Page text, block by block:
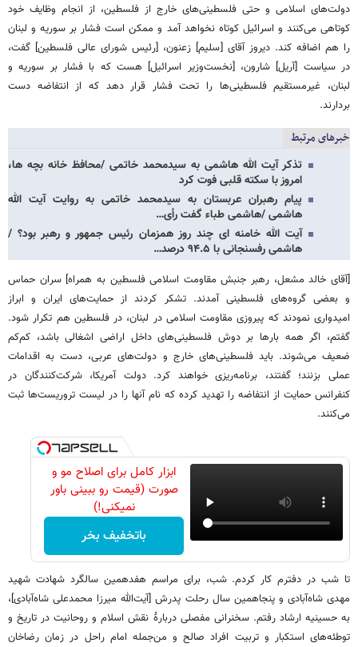
دولت‌های اسلامی و حتی فلسطینی‌های خارج از فلسطین، از انجام وظایف خود
کوتاهی می‌کنند و اسرائیل کوتاه نخواهد آمد و ممکن است فشار بر سوریه و لبنان
را هم اضافه کند. دیروز آقای [سلیم] زعنون، [رئیس شورای عالی فلسطین] گفت،
در سیاست [آریل] شارون، [نخست‌وزیر اسرائیل] هست که با فشار بر سوریه و
لبنان، غیرمستقیم فلسطینی‌ها را تحت فشار قرار دهد که از انتفاضه دست
بردارند.
خبرهای مرتبط
تذکر آیت الله هاشمی به سیدمحمد خاتمی /محافظ خانه بچه ها،
امروز با سکته قلبی فوت کرد
پیام رهبران عربستان به سیدمحمد خاتمی به روایت آیت الله
هاشمی /هاشمی طباء گفت رأی…
آیت الله خامنه ای چند روز همزمان رئیس جمهور و رهبر بود؟ /
هاشمی رفسنجانی با ۹۴.۵ درصد…
[آقای خالد مشعل، رهبر جنبش مقاومت اسلامی فلسطین به همراه] سران حماس
و بعضی گروه‌های فلسطینی آمدند. تشکر کردند از حمایت‌های ایران و ابراز
امیدواری نمودند که پیروزی مقاومت اسلامی در لبنان، در فلسطین هم تکرار شود.
گفتم، اگر همه بارها بر دوش فلسطینی‌های داخل اراضی اشغالی باشد، کم‌‍‌کم
ضعیف می‌شوند. باید فلسطینی‌های خارج و دولت‌های عربی، دست به اقدامات
عملی بزنند؛ گفتند، برنامه‌ریزی خواهند کرد. دولت آمریکا، شرکت‌کنندگان در
کنفرانس حمایت از انتفاضه را تهدید کرده که نام آنها را در لیست تروریست‌ها ثبت
می‌کنند.
ابزار کامل برای اصلاح مو و
صورت (قیمت رو ببینی باور
نمیکنی!)
باتخفیف بخر
تا شب در دفترم کار کردم. شب، برای مراسم هفدهمین سالگرد شهادت شهید
مهدی شاه‌آبادی و پنجاهمین سال رحلت پدرش [آیت‌الله میرزا محمدعلی شاه‌آبادی]،
به حسینیه ارشاد رفتم. سخنرانی مفصلی دربارۀ نقش اسلام و روحانیت در تاریخ و
توطئه‌های استکبار و تربیت افراد صالح و من‌جمله امام راحل در زمان رضاخان